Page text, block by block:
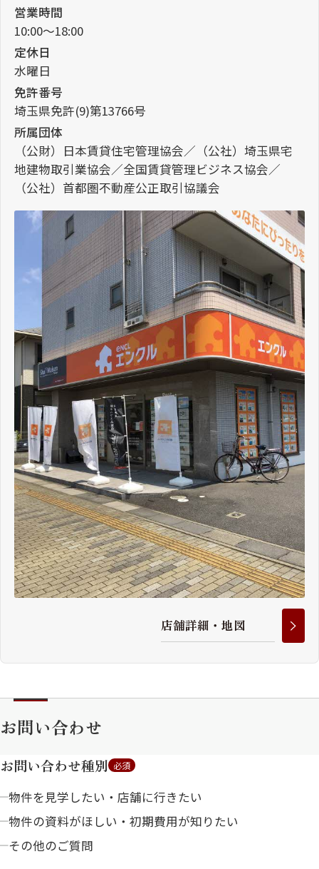
営業時間
10:00～18:00
定休日
水曜日
免許番号
埼玉県免許(9)第13766号
所属団体
（公財）日本賃貸住宅管理協会／（公社）埼玉県宅
地建物取引業協会／全国賃貸管理ビジネス協会／
（公社）首都圏不動産公正取引協議会
店舗詳細 ・地図
お問い合わせ
お問い合わせ種別 必須
物件を見学したい・店舗に行きたい
物件の資料がほしい・初期費用が知りたい
その他のご質問